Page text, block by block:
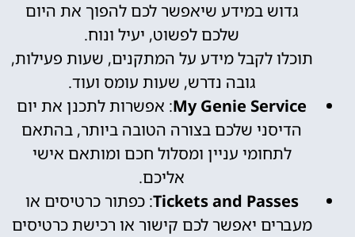
גדוש במידע שיאפשר לכם להפוך את היום
שלכם לפשוט, יעיל ונוח.
תוכלו לקבל מידע על המתקנים, שעות פעילות,
גובה נדרש, שעות עומס ועוד.
My Genie Service: אפשרות לתכנן את יום
הדיסני שלכם בצורה הטובה ביותר, בהתאם
לתחומי עניין ומסלול חכם ומותאם אישי
אליכם.
Tickets and Passes: כפתור כרטיסים או
מעברים יאפשר לכם קישור או רכישת כרטיסים